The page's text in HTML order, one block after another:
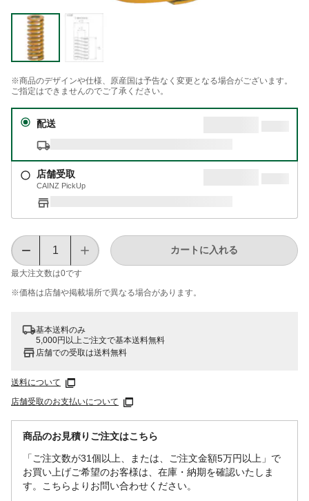
※商品のデザインや仕様、原産国は予告なく変更となる場合がございます。
ご指定はできませんのでご了承ください。
配送
店舗受取
CAINZ PickUp
最大注文数は0です
カートに入れる
※価格は​店舗や​掲載場所で​異なる​場合が​あります。
基本送料のみ
5,000円以上ご注文で基本送料無料
店舗での受取は送料無料
送料について
店舗受取のお支払いについて
商品のお見積りご注文はこちら
「ご注文数が31個以上、または、ご注文金額5万円以上」で
お買い上げご希望のお客様は、在庫・納期を確認いたしま
す。こちらよりお問い合わせください。